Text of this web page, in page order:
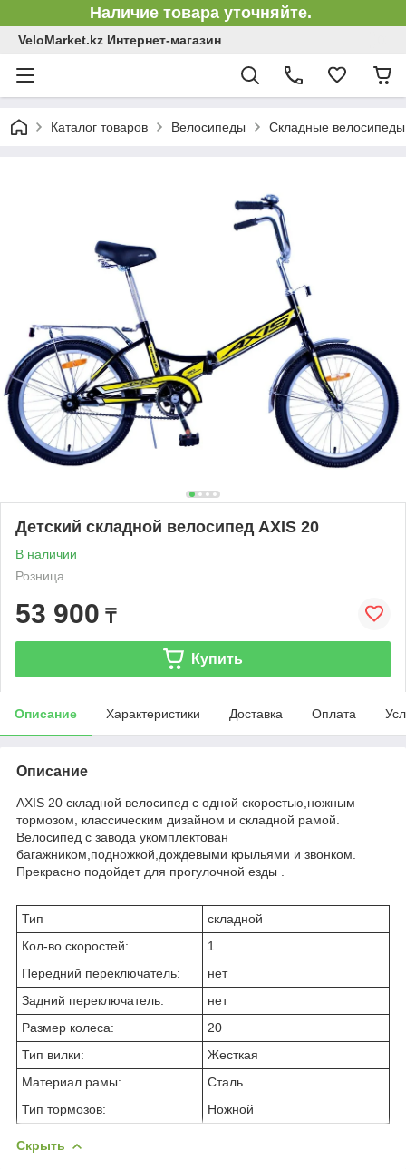
Наличие товара уточняйте.
VeloMarket.kz Интернет-магазин
Каталог товаров Велосипеды Складные велосипеды
Детский складной велосипед AXIS 20
В наличии
Розница
53 900 ₸
Купить
Описание Характеристики Доставка Оплата
Описание
AXIS 20 складной велосипед с одной скоростью,ножным
тормозом, классическим дизайном и складной рамой.
Велосипед с завода укомплектован
багажником,подножкой,дождевыми крыльями и звонком.
Прекрасно подойдет для прогулочной езды .
Тип
складной
Кол-во скоростей:
1
Передний переключатель:
нет
Задний переключатель:
нет
Размер колеса:
20
Тип вилки:
Жесткая
Материал рамы:
Сталь
Тип тормозов:
Ножной
Скрыть